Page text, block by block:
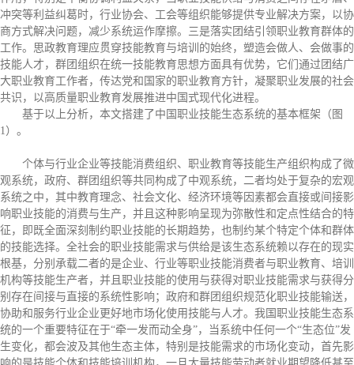
冲突等利益纠葛时，行业协会、工会等组织能够提供专业解决方案，以协
商方式解决问题，减少系统运作摩擦。三是落实团结引领职业教育群体的
工作。思政教育理应贯穿技能教育与培训的始终，塑造会做人、会做事的
技能人才，群团组织在统一技能教育思想方面具有优势，它们通过团结广
大职业教育工作者，传达党和国家的职业教育方针，凝聚职业发展的社会
共识，以高质量职业教育发展推进中国式现代化进程。
基于以上分析，本文搭建了中国职业技能生态系统的基本框架（图
1）。
个体与行业企业等技能消费组织、职业教育等技能生产组织构成了微
观系统，政府、群团组织等共同构成了中观系统，二者均处于复杂的宏观
系统之中，其中教育理念、社会文化、经济环境等因素都会直接或间接影
响职业技能的消费与生产，并且这种影响呈现为弥散性和定点性结合的特
征，即既全面深刻制约职业技能的长期趋势，也制约某个特定个体和群体
的技能选择。全社会的职业技能需求与供给是该生态系统赖以存在的现实
根基，分别承载二者的是企业、行业等职业技能消费者与职业教育、培训
机构等技能生产者，并且职业技能的使用与获得对职业技能需求与获得分
别存在间接与直接的系统性影响；政府和群团组织规范化职业技能输送，
协助和服务行业企业更好地市场化使用技能与人才。我国职业技能生态系
统的一个重要特征在于“牵一发而动全身”，当系统中任何一个“生态位”发
生变化，都会波及其他生态主体，特别是技能需求的市场化变动，首先影